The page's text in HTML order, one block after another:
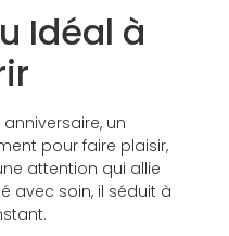
Idéal à
un
pour faire plaisir,
attention qui allie
avec soin, il séduit à